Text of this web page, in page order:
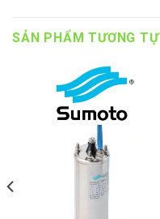
SẢN PHẨM TƯƠNG TỰ